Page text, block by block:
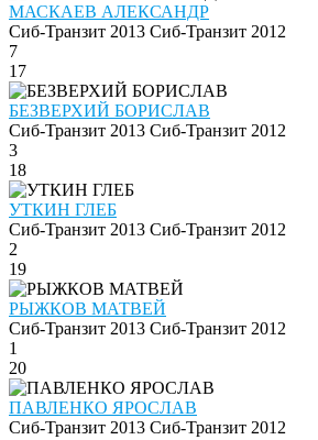
МАСКАЕВ АЛЕКСАНДР
Сиб-Транзит 2013 Сиб-Транзит 2012
7
17
БЕЗВЕРХИЙ БОРИСЛАВ
Сиб-Транзит 2013 Сиб-Транзит 2012
3
18
УТКИН ГЛЕБ
Сиб-Транзит 2013 Сиб-Транзит 2012
2
19
РЫЖКОВ МАТВЕЙ
Сиб-Транзит 2013 Сиб-Транзит 2012
1
20
ПАВЛЕНКО ЯРОСЛАВ
Сиб-Транзит 2013 Сиб-Транзит 2012